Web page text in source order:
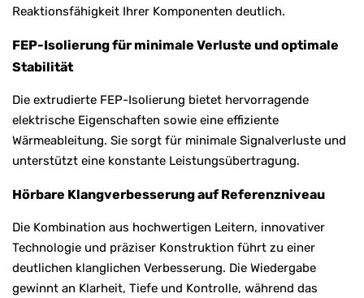
Reaktionsfähigkeit Ihrer Komponenten deutlich.
FEP-Isolierung für minimale Verluste und optimale
Stabilität
Die extrudierte FEP-Isolierung bietet hervorragende
elektrische Eigenschaften sowie eine effiziente
Wärmeableitung. Sie sorgt für minimale Signalverluste und
unterstützt eine konstante Leistungsübertragung.
Hörbare Klangverbesserung auf Referenzniveau
Die Kombination aus hochwertigen Leitern, innovativer
Technologie und präziser Konstruktion führt zu einer
deutlichen klanglichen Verbesserung. Die Wiedergabe
gewinnt an Klarheit, Tiefe und Kontrolle, während das